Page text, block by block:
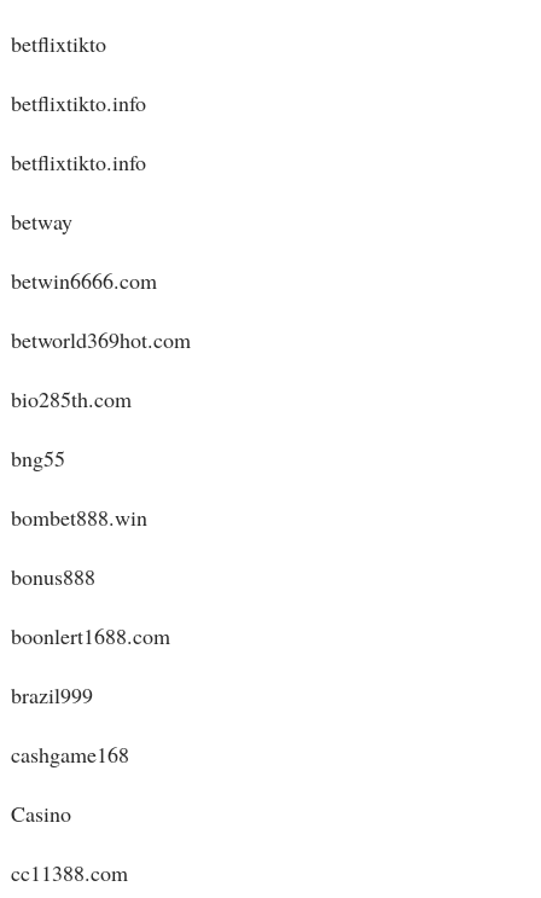
betflixtikto
betflixtikto.info
betflixtikto.info
betway
betwin6666.com
betworld369hot.com
bio285th.com
bng55
bombet888.win
bonus888
boonlert1688.com
brazil999
cashgame168
Casino
cc11388.com